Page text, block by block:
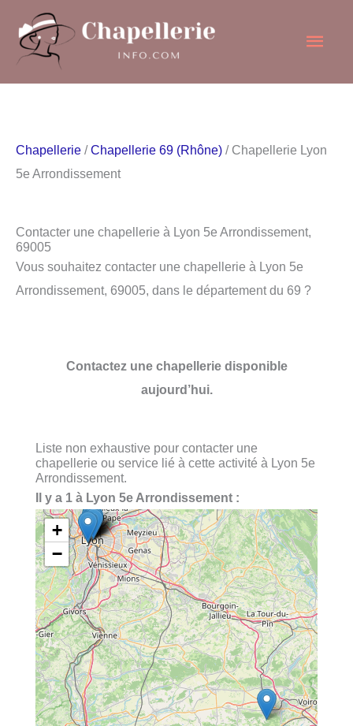
contenu
Chapellerie /Chapellerie 69 (Rhône) / Chapellerie Lyon
5e Arrondissement
Contacter une chapellerie à Lyon 5e Arrondissement,
69005
Vous souhaitez contacter une chapellerie à Lyon 5e
Arrondissement, 69005, dans le département du 69 ?
Contactez une chapellerie disponible
aujourd’hui.
Liste non exhaustive pour contacter une
chapellerie ou service lié à cette activité à Lyon 5e
Arrondissement.
Il y a 1 à Lyon 5e Arrondissement :
+
−